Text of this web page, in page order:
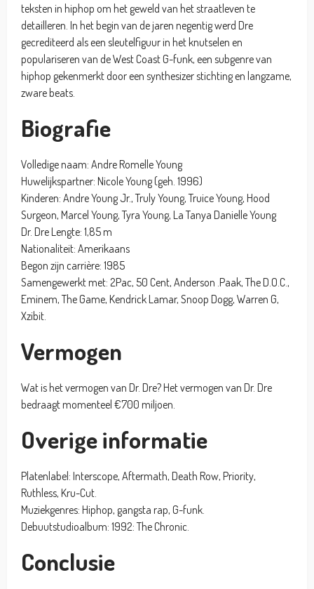
teksten in hiphop om het geweld van het straatleven te
detailleren. In het begin van de jaren negentig werd Dre
gecrediteerd als een sleutelfiguur in het knutselen en
populariseren van de West Coast G-funk, een subgenre van
hiphop gekenmerkt door een synthesizer stichting en langzame,
zware beats.
Biografie
Volledige naam: Andre Romelle Young
Huwelijkspartner: Nicole Young (geh. 1996)
Kinderen: Andre Young Jr., Truly Young, Truice Young, Hood
Surgeon, Marcel Young, Tyra Young, La Tanya Danielle Young
Dr. Dre Lengte: 1,85 m
Nationaliteit: Amerikaans
Begon zijn carrière: 1985
Samengewerkt met: 2Pac, 50 Cent, Anderson .Paak, The D.O.C.,
Eminem, The Game, Kendrick Lamar, Snoop Dogg, Warren G,
Xzibit.
Vermogen
Wat is het vermogen van Dr. Dre? Het vermogen van Dr. Dre
bedraagt momenteel €700 miljoen.
Overige informatie
Platenlabel: Interscope, Aftermath, Death Row, Priority,
Ruthless, Kru-Cut.
Muziekgenres: Hiphop, gangsta rap, G-funk.
Debuutstudioalbum: 1992: The Chronic.
Conclusie